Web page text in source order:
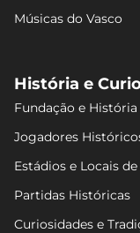
Músicas do Vasco
História e
Fundação e
Jogadores
Estádios e Locais
Partidas Históricas
Curiosidades e